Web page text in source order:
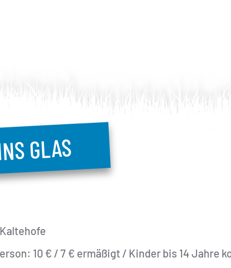
GLAS
10 € / 7 € ermäßigt / Kinder bis 14 Jahre